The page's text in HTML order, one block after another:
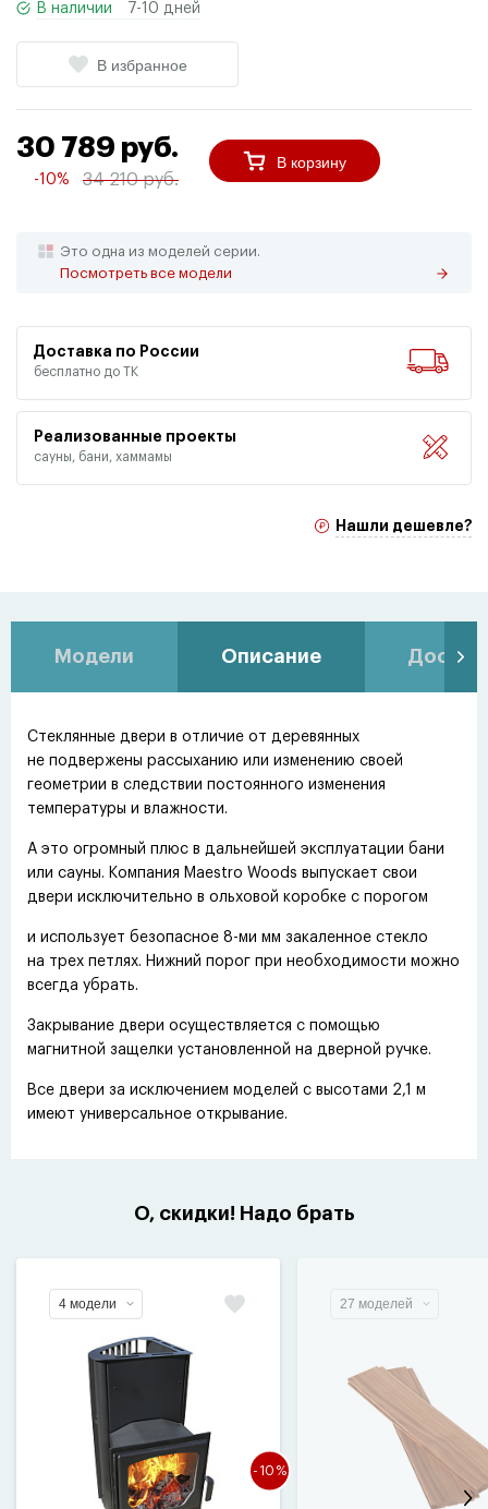
В наличии 7-10 дней
В избранное
30 789 руб.
-10% 34 210 руб.
В корзину
Это одна из моделей серии.
Посмотреть все модели
Доставка по России
бесплатно до ТК
Реализованные проекты
сауны, бани, хаммамы
Нашли дешевле?
Модели Описание
Стеклянные двери в отличие от деревянных
не подвержены рассыханию или изменению своей
геометрии в следствии постоянного изменения
температуры и влажности.
А это огромный плюс в дальнейшей эксплуатации бани
или сауны. Компания Maestro Woods выпускает свои
двери исключительно в ольховой коробке с порогом
и использует безопасное 8-ми мм закаленное стекло
на трех петлях. Нижний порог при необходимости можно
всегда убрать.
Закрывание двери осуществляется с помощью
магнитной защелки установленной на дверной ручке.
Все двери за исключением моделей с высотами 2,1 м
имеют универсальное открывание.
О, скидки! Надо брать
4 модели
-10%
27 моделей